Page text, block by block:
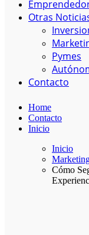
Otras
Pymes
Contacto
Home
Contacto
Inicio
Inicio
Cómo